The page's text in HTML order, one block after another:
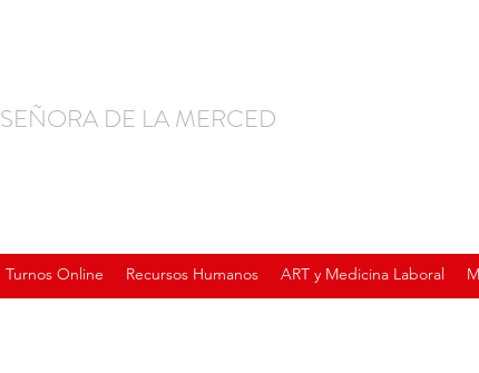
DE LA MERCED
Turnos Online Recursos Humanos ART y Medicina Laboral